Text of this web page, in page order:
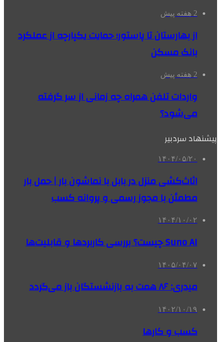
2 هفته پیش
از بهارستان تا پاستور؛ حمایت یکپارچه از عملکرد
بانک مسکن
2 هفته پیش
واردات تلفن همراه چه زمانی از سر گرفته
می‌شود؟
پیشنهاد سردبیر
۱۴۰۴/۰۵/۲۰
اثاث‌کشی منزل در بابل با نماشون بار | حمل بار
مطمئن با مجوز رسمی و پروانه کسب
۱۴۰۴/۱۰/۰۲
Suno AI چیست؟ بررسی کاربردها و قابلیت‌ها
۱۴۰۵/۰۴/۰۷
میدری: ۸۶ همت به بازنشستگان باز می‌گردد
۱۴۰۲/۱۰/۱۹
کسب و کارها